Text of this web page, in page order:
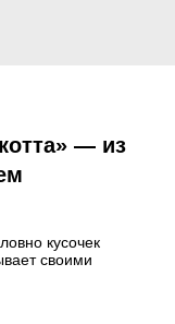
— из
кусочек
своими